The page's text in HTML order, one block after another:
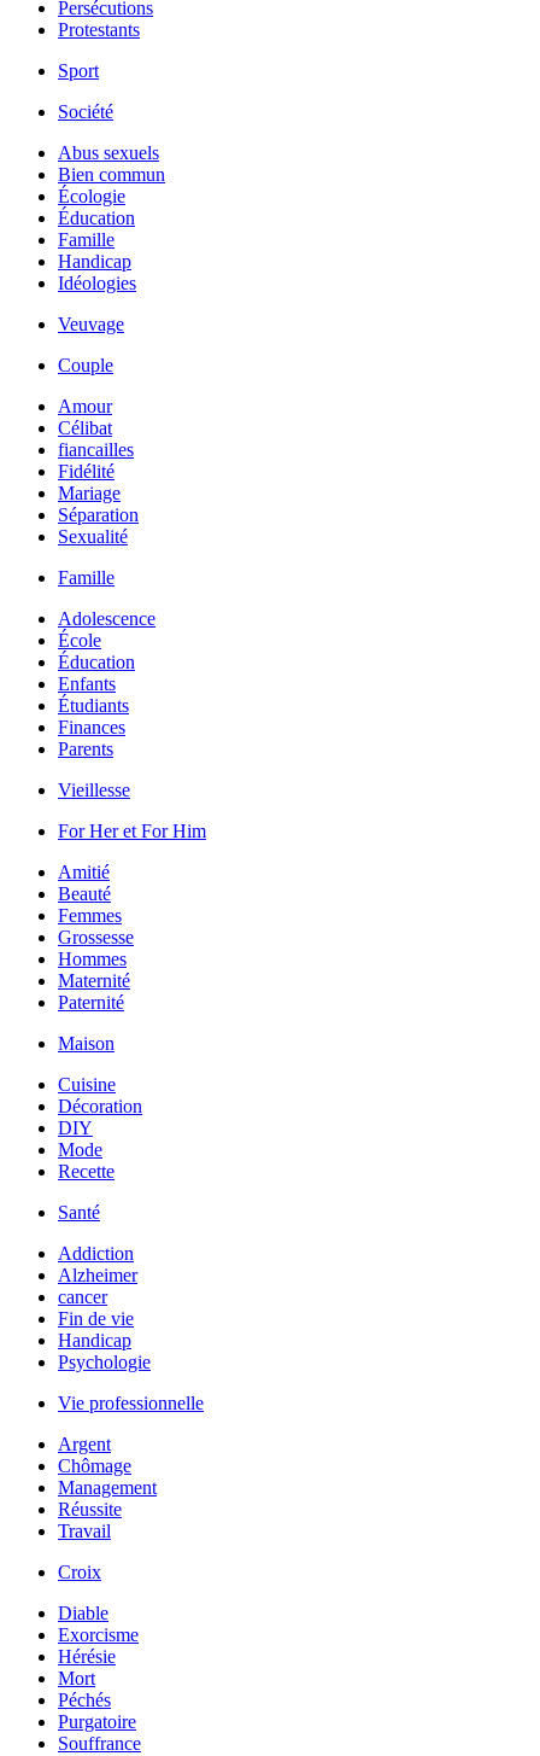
Persécutions
Protestants
Sport
Société
Abus sexuels
Bien commun
Écologie
Éducation
Famille
Handicap
Idéologies
Veuvage
Couple
Amour
Célibat
fiancailles
Fidélité
Mariage
Séparation
Sexualité
Famille
Adolescence
École
Éducation
Enfants
Étudiants
Finances
Parents
Vieillesse
For Her et For Him
Amitié
Beauté
Femmes
Grossesse
Hommes
Maternité
Paternité
Maison
Cuisine
Décoration
DIY
Mode
Recette
Santé
Addiction
Alzheimer
cancer
Fin de vie
Handicap
Psychologie
Vie professionnelle
Argent
Chômage
Management
Réussite
Travail
Croix
Diable
Exorcisme
Hérésie
Mort
Péchés
Purgatoire
Souffrance